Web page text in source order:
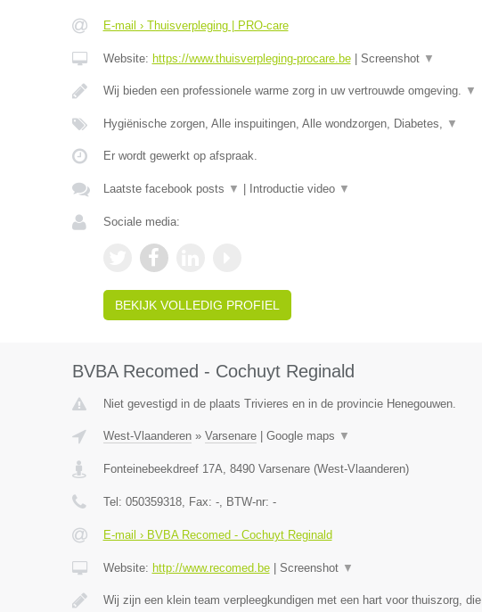
E-mail › Thuisverpleging | PRO-care
Website: https://www.thuisverpleging-procare.be| Screenshot ▼
Wij bieden een professionele warme zorg in uw vertrouwde omgeving. ▼
Hygiënische zorgen, Alle inspuitingen, Alle wondzorgen, Diabetes, ▼
Er wordt gewerkt op afspraak.
Laatste facebook posts ▼ Introductie video ▼
Sociale media:
BEKIJK VOLLEDIG PROFIEL
BVBA Recomed - Cochuyt Reginald
Niet gevestigd in de plaats Trivieres en in de provincie Henegouwen.
West-Vlaanderen» Varsenare| Google maps ▼
Fonteinebeekdreef 17A, 8490 Varsenare(West-Vlaanderen)
Tel: 050359318, Fax: -, BTW-nr: -
E-mail › BVBA Recomed - Cochuyt Reginald
Website: http://www.recomed.be| Screenshot ▼
Wij zijn een klein team verpleegkundigen met een hart voor thuiszorg, die